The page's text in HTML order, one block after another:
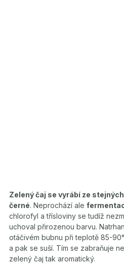
Zelený čaj se vyrábí ze
černé. Neprochází ale
chlorofyl a třísloviny se tudíž
uchoval přirozenou barvu.
otáčivém bubnu při teplotě 85-
a pak se suší. Tím se zabraňuje
zelený čaj tak aromatický.